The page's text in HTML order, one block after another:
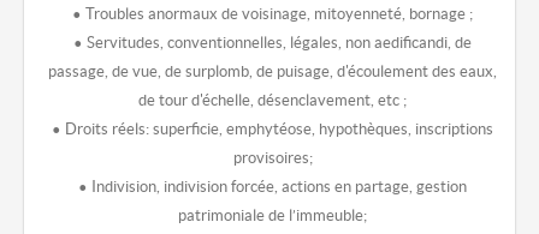
• Troubles anormaux de voisinage, mitoyenneté, bornage ;
• Servitudes, conventionnelles, légales, non aedificandi, de
passage, de vue, de surplomb, de puisage, d'écoulement des eaux,
de tour d'échelle, désenclavement, etc ;
• Droits réels: superficie, emphytéose, hypothèques, inscriptions
provisoires;
• Indivision, indivision forcée, actions en partage, gestion
patrimoniale de l’immeuble;